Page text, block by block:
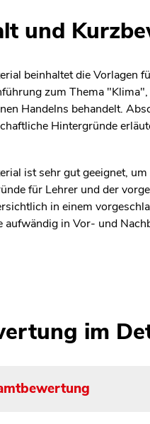
und
beinhaltet die Vorlagen
zum Thema
Handelns behandelt.
Hintergründe
ist sehr gut geeignet,
für Lehrer und der
in einem
aufwändig in Vor- und
im